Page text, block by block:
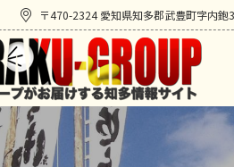
〒470-2324 愛知県知多郡武豊町字内鉋